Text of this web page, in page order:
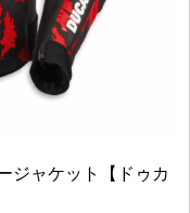
ジャケット【ドゥカ